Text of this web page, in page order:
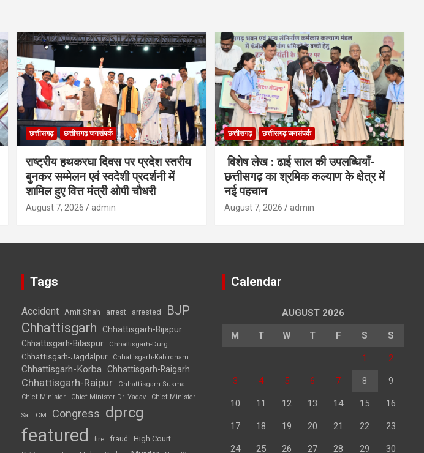
छत्तीसगढ़ छत्तीसगढ़ जनसंपर्क
राष्ट्रीय हथकरघा दिवस पर प्रदेश स्तरीय
बुनकर सम्मेलन एवं स्वदेशी प्रदर्शनी में
शामिल हुए वित्त मंत्री ओपी चौधरी
August 7, 2026 admin
छत्तीसगढ़ छत्तीसगढ़ जनसंपर्क
विशेष लेख : ढाई साल की उपलब्धियाँ-
छत्तीसगढ़ का श्रमिक कल्याण के क्षेत्र में
नई पहचान
August 7, 2026 admin
Tags
Accident Amit Shah arrest arrested BJP
Chhattisgarh
Chhattisgarh-Bijapur
Chhattisgarh-Bilaspur
Chhattisgarh-Durg
Chhattisgarh-Jagdalpur Chhattisgarh-Kabirdham
Chhattisgarh-Korba Chhattisgarh-Raigarh
Chhattisgarh-Raipur
Chhattisgarh-Sukma
Chief Minister
Chief Minister Dr. Yadav Chief Minister
Sai CM Congress dprcg
featured fire fraud High Court
Calendar
AUGUST 2026
M T W T F S S
1 2
3 4 5 6 7 8 9
10 11 12 13 14 15 16
17 18 19 20 21 22 23
24 25 26 27 28 29 30